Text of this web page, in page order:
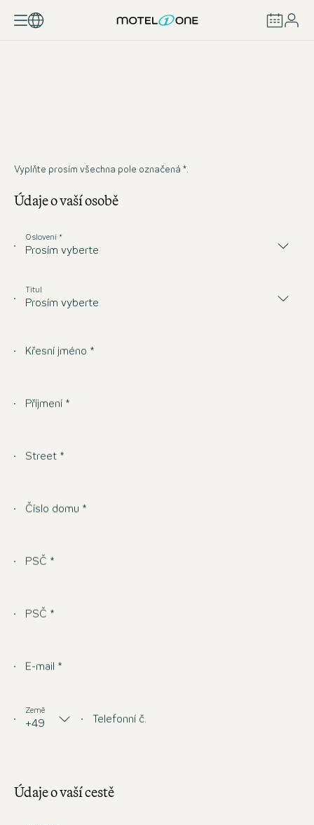
Vyplňte prosím všechna pole označená *.
Údaje o vaší osobě
Prosím vyberte
Oslovení *
Prosím vyberte
Titul
Křesní jméno *
Příjmení *
Street *
Číslo domu *
PSČ *
PSČ *
E-mail *
+49
Země
Telefonní č.
Údaje o vaší cestě